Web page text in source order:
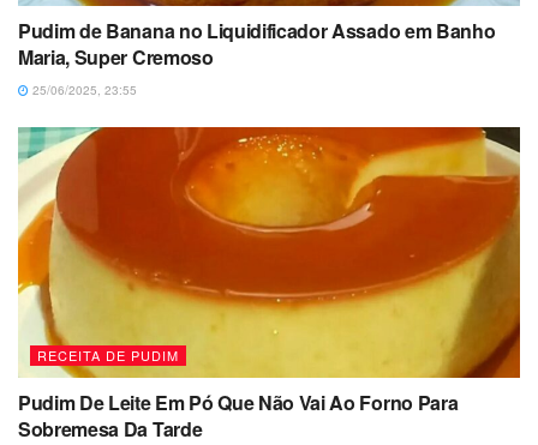
Pudim de Banana no Liquidificador Assado em Banho
Maria, Super Cremoso
25/06/2025, 23:55
RECEITA DE PUDIM
Pudim De Leite Em Pó Que Não Vai Ao Forno Para
Sobremesa Da Tarde